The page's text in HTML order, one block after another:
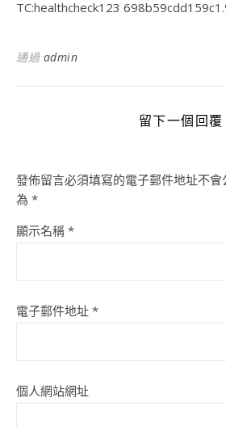
TC:healthcheck123
通過 admin
留下一個回覆
發佈留言必須填寫的電子郵件地址不會
為 *
顯示名稱 *
電子郵件地址 *
個人網站網址